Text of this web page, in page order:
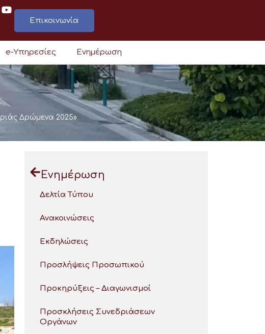
Επικοινωνία
e-Υπηρεσίες Ενημέρωση
Δρώμενα 2025»
Ενημέρωση
Δελτία Τύπου
Ανακοινώσεις
Εκδηλώσεις
Προσλήψεις Προσωπικού
Προκηρύξεις – Διαγωνισμοί
Προσκλήσεις Συνεδριάσεων
Οργάνων